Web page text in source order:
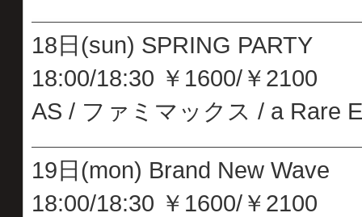
18日(sun) SPRING PARTY
18:00/18:30 ￥1600/￥2100
AS / ファミマックス / a Rare
19日(mon) Brand New Wave
18:00/18:30 ￥1600/￥2100